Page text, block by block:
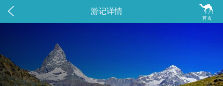
 
首页
游记详情